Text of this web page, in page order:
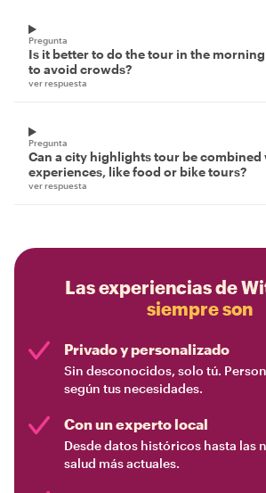
Pregunta
Is it better to do the tour in the
to avoid crowds?
ver respuesta
Pregunta
Can a city highlights tour be
experiences, like food or bike tours?
ver respuesta
Las experiencias de
siempre son
Privado y personalizado
Sin desconocidos, solo tú.
según tus necesidades.
Con un experto local
Desde datos históricos hasta las
salud más actuales.